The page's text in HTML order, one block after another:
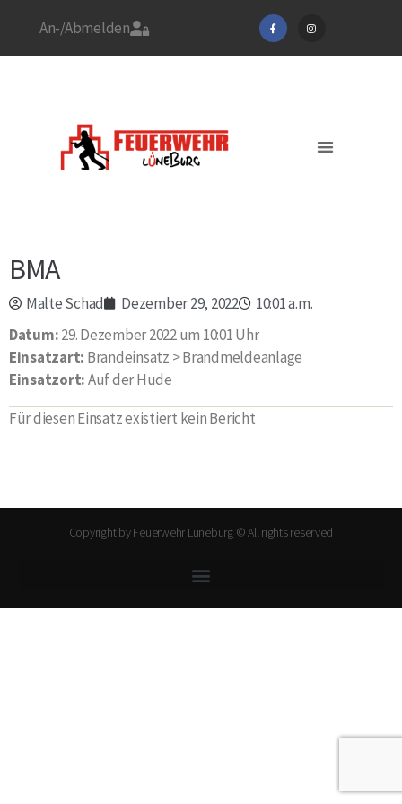
An-/Abmelden
BMA
Malte Schad Dezember 29, 2022
10:01 a.m.
Datum:29. Dezember 2022 um 10:01 Uhr
Einsatzart: Brandeinsatz > Brandmeldeanlage
Einsatzort:Auf der Hude
Für diesen Einsatz existiert kein Bericht
Copyright by Feuerwehr Lüneburg © All rights reserved